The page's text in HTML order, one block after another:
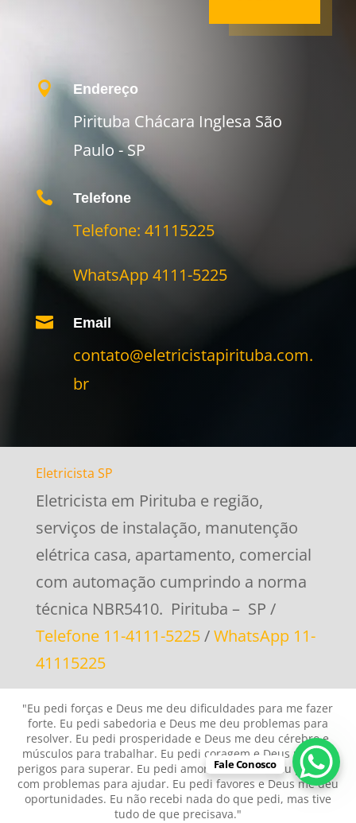
 Endereço
Pirituba Chácara Inglesa São
Paulo - SP
 Telefone
Telefone: 41115225
WhatsApp 4111-5225
 Email
contato@eletricistapirituba.com.
br
Eletricista SP
Eletricista em Pirituba e região,
serviços de instalação, manutenção
elétrica casa, apartamento, comercial
com automação cumprindo a norma
técnica NBR5410. Pirituba – SP /
Telefone 11-4111-5225/WhatsApp 11-
41115225
"Eu pedi forças e Deus me deu dificuldades para me fazer
forte. Eu pedi sabedoria e Deus me deu problemas para
resolver. Eu pedi prosperidade e Deus me deu cérebro e
músculos para trabalhar. Eu pedi coragem e Deus me deu
perigos para superar. Eu pedi amor e Deus me deu pessoas
com problemas para ajudar. Eu pedi favores e Deus me deu
oportunidades. Eu não recebi nada do que pedi, mas tive
tudo de que precisava."
Fale Conosco